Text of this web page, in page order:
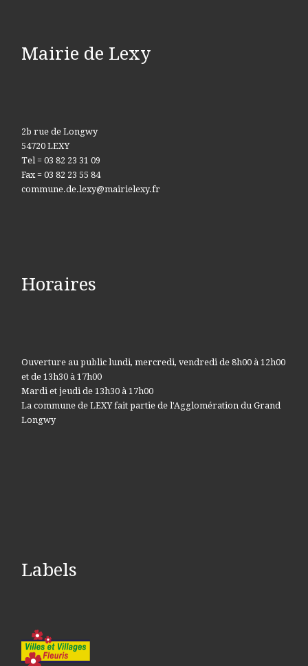
Mairie de Lexy
2b rue de Longwy
54720 LEXY
Tel = 03 82 23 31 09
Fax = 03 82 23 55 84
commune.de.lexy@mairielexy.fr
Horaires
Ouverture au public lundi, mercredi, vendredi de 8h00 à 12h00
et de 13h30 à 17h00
Mardi et jeudi de 13h30 à 17h00
La commune de LEXY fait partie de l'Agglomération du Grand
Longwy
Labels